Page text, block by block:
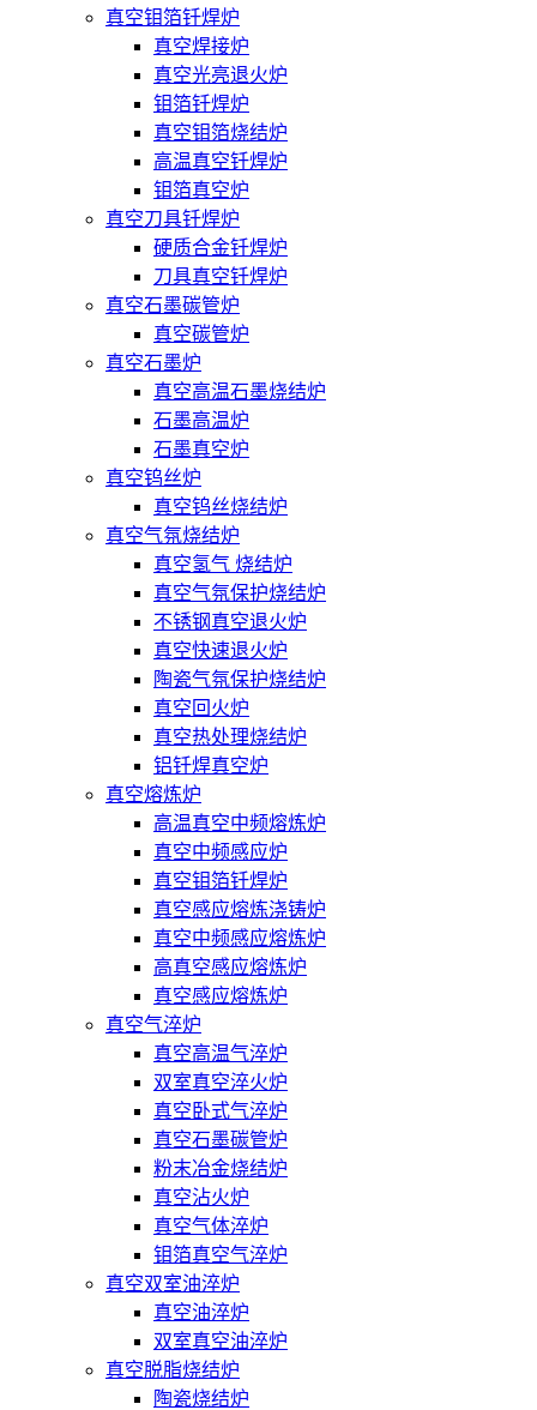
真空钼箔钎焊炉
真空焊接炉
真空光亮退火炉
钼箔钎焊炉
真空钼箔烧结炉
高温真空钎焊炉
钼箔真空炉
真空刀具钎焊炉
硬质合金钎焊炉
刀具真空钎焊炉
真空石墨碳管炉
真空碳管炉
真空石墨炉
真空高温石墨烧结炉
石墨高温炉
石墨真空炉
真空钨丝炉
真空钨丝烧结炉
真空气氛烧结炉
真空氢气 烧结炉
真空气氛保护烧结炉
不锈钢真空退火炉
真空快速退火炉
陶瓷气氛保护烧结炉
真空回火炉
真空热处理烧结炉
铝钎焊真空炉
真空熔炼炉
高温真空中频熔炼炉
真空中频感应炉
真空钼箔钎焊炉
真空感应熔炼浇铸炉
真空中频感应熔炼炉
高真空感应熔炼炉
真空感应熔炼炉
真空气淬炉
真空高温气淬炉
双室真空淬火炉
真空卧式气淬炉
真空石墨碳管炉
粉末冶金烧结炉
真空沾火炉
真空气体淬炉
钼箔真空气淬炉
真空双室油淬炉
真空油淬炉
双室真空油淬炉
真空脱脂烧结炉
陶瓷烧结炉